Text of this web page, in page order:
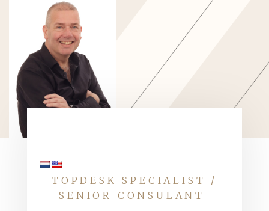
TOPDESK SPECIALIST /
SENIOR CONSULANT